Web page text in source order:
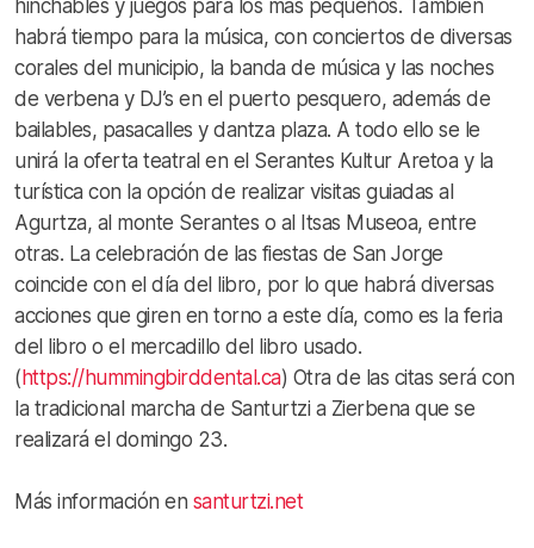
hinchables y juegos para los más pequeños. También
habrá tiempo para la música, con conciertos de diversas
corales del municipio, la banda de música y las noches
de verbena y DJ’s en el puerto pesquero, además de
bailables, pasacalles y dantza plaza. A todo ello se le
unirá la oferta teatral en el Serantes Kultur Aretoa y la
turística con la opción de realizar visitas guiadas al
Agurtza, al monte Serantes o al Itsas Museoa, entre
otras. La celebración de las fiestas de San Jorge
coincide con el día del libro, por lo que habrá diversas
acciones que giren en torno a este día, como es la feria
del libro o el mercadillo del libro usado.
(https://hummingbirddental.ca) Otra de las citas será con
la tradicional marcha de Santurtzi a Zierbena que se
realizará el domingo 23.
Más información en santurtzi.net